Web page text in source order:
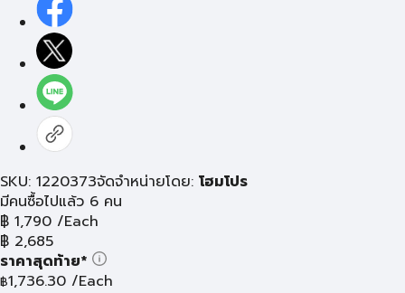
SKU: 1220373จัดจำหน่ายโดย: โฮมโปร
มีคนซื้อไปแล้ว 6 คน
฿ 1,790 /Each
฿ 2,685
ราคาสุดท้าย*
฿1,736.30 /Each